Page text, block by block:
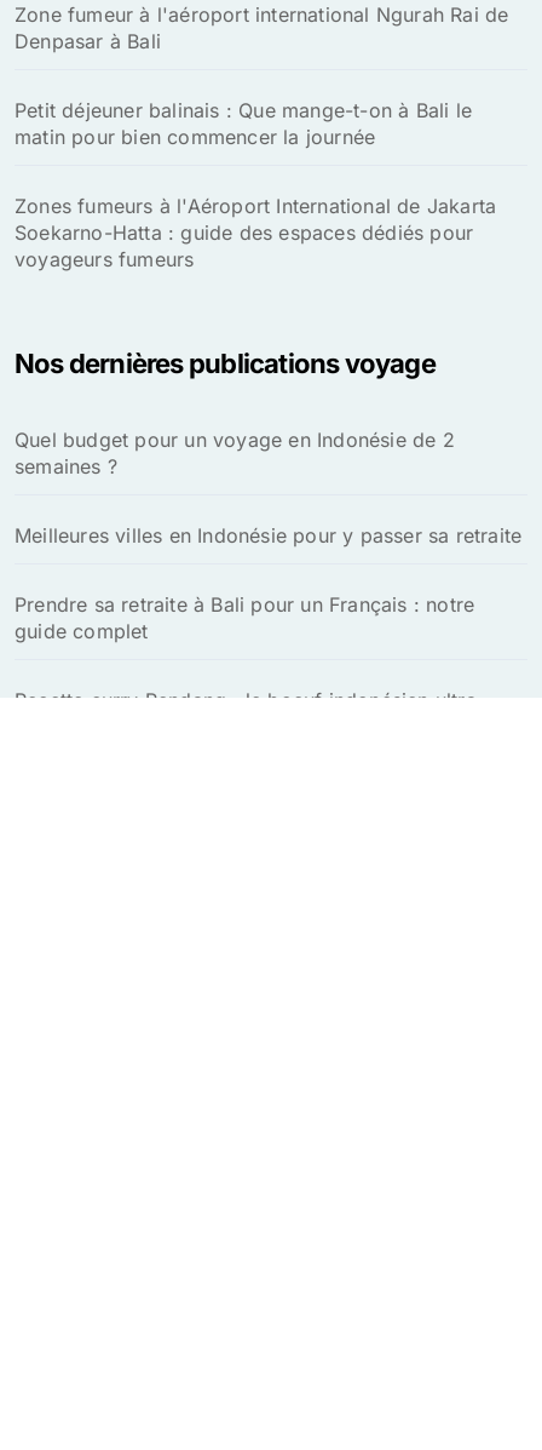
Zone fumeur à l'aéroport international Ngurah Rai de
Denpasar à Bali
Petit déjeuner balinais : Que mange-t-on à Bali le
matin pour bien commencer la journée
Zones fumeurs à l'Aéroport International de Jakarta
Soekarno-Hatta : guide des espaces dédiés pour
voyageurs fumeurs
Nos dernières publications voyage
Quel budget pour un voyage en Indonésie de 2
semaines ?
Meilleures villes en Indonésie pour y passer sa retraite
Prendre sa retraite à Bali pour un Français : notre
guide complet
Recette curry Rendang : le boeuf indonésien ultra